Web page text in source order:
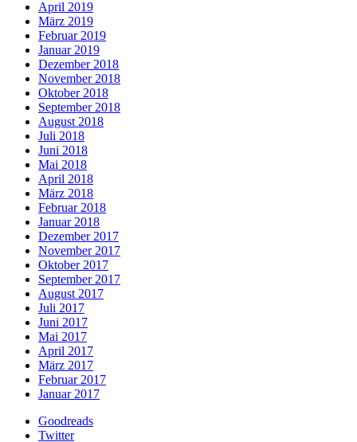
April 2019
März 2019
Februar 2019
Januar 2019
Dezember 2018
November 2018
Oktober 2018
September 2018
August 2018
Juli 2018
Juni 2018
Mai 2018
April 2018
März 2018
Februar 2018
Januar 2018
Dezember 2017
November 2017
Oktober 2017
September 2017
August 2017
Juli 2017
Juni 2017
Mai 2017
April 2017
März 2017
Februar 2017
Januar 2017
Goodreads
Twitter